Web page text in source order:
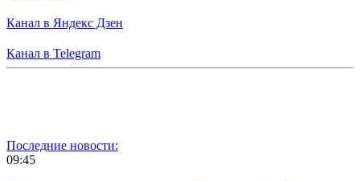
Канал в Яндекс Дзен
Канал в Telegram
Последние новости:
09:45